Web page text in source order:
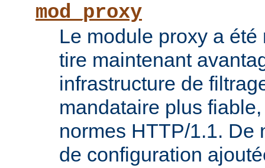
mod_proxy
Le module proxy a été
tire maintenant
infrastructure de
mandataire plus
normes HTTP/1.1. De
de configuration